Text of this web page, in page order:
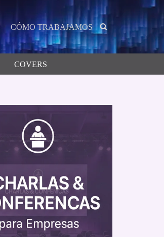
CÓMO TRABAJAMOS
COVERS